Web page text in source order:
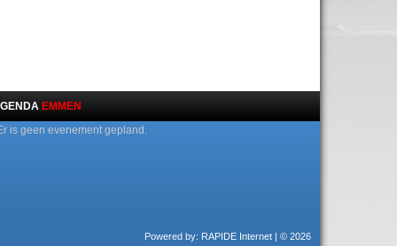
EMMEN
is geen evenement gepland.
Powered by: RAPIDE Internet | © 2026